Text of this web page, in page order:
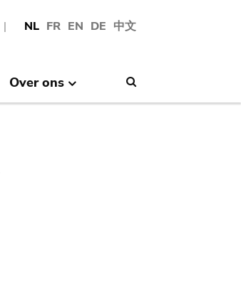
NL FR EN DE 中文
Over ons